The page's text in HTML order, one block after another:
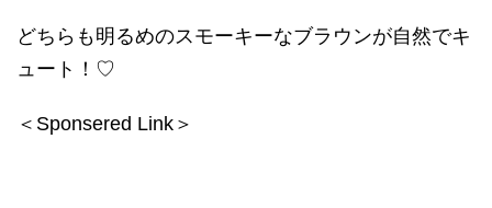
どちらも明るめのスモーキーなブラウンが自然でキ
ュート！ ♡
＜Sponsered Link＞